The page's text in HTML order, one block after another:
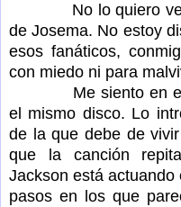
No lo quiero ver, y
de Josema. No estoy
esos fanáticos,
con miedo ni para
Me siento en el
el mismo disco. Lo
de la que debe de
que la canción
Jackson está
pasos en los que